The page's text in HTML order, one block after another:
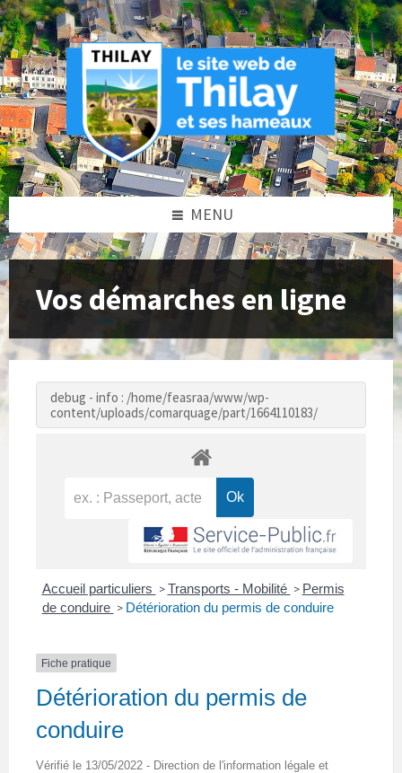
Skip
to
content
Skip
to
left
sidebar
Skip
to
footer
MENU
Vos démarches en ligne
debug - info : /home/feasraa/www/wp-
content/uploads/comarquage/part/1664110183/
Accueil particuliers > Transports - Mobilité > Permis
de conduire > Détérioration du permis de conduire
Fiche pratique
Détérioration du permis de
conduire
Vérifié le 13/05/2022 - Direction de l'information légale et